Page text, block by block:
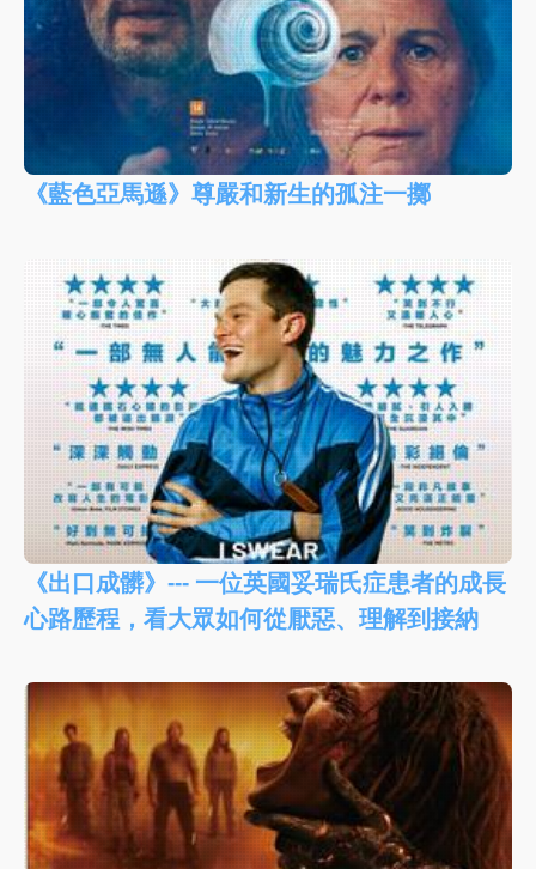
《藍色亞馬遜》尊嚴和新生的孤注一擲
《出口成髒》--- 一位英國妥瑞氏症患者的成長
心路歷程，看大眾如何從厭惡、理解到接納